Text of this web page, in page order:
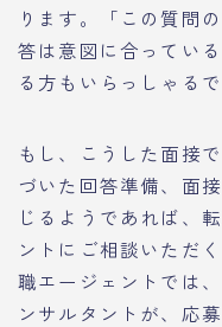
ります。「この質問
答は意図に合ってい
る方もいらっしゃるで
もし、こうした面接
づいた回答準備、面
じるようであれば、
ントにご相談いただ
職エージェントでは
ンサルタントが、応